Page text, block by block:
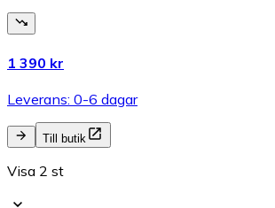
1 390 kr
Leverans: 0-6 dagar
Till butik
Visa 2 st